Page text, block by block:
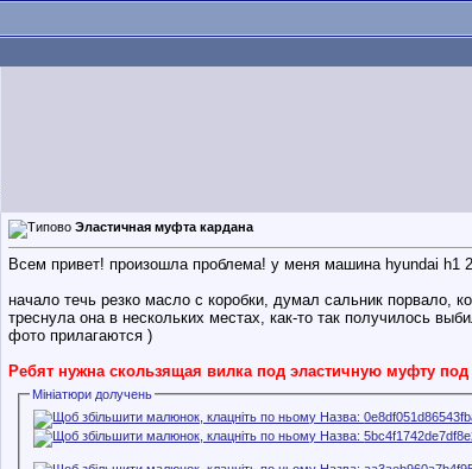
Эластичная муфта кардана
Всем привет! произошла проблема! у меня машина hyundai h1
начало течь резко масло с коробки, думал сальник порвало,
треснула она в нескольких местах, как-то так получилось
фото прилагаются )
Ребят нужна скользящая вилка под эластичную муфту
Мініатюри долучень